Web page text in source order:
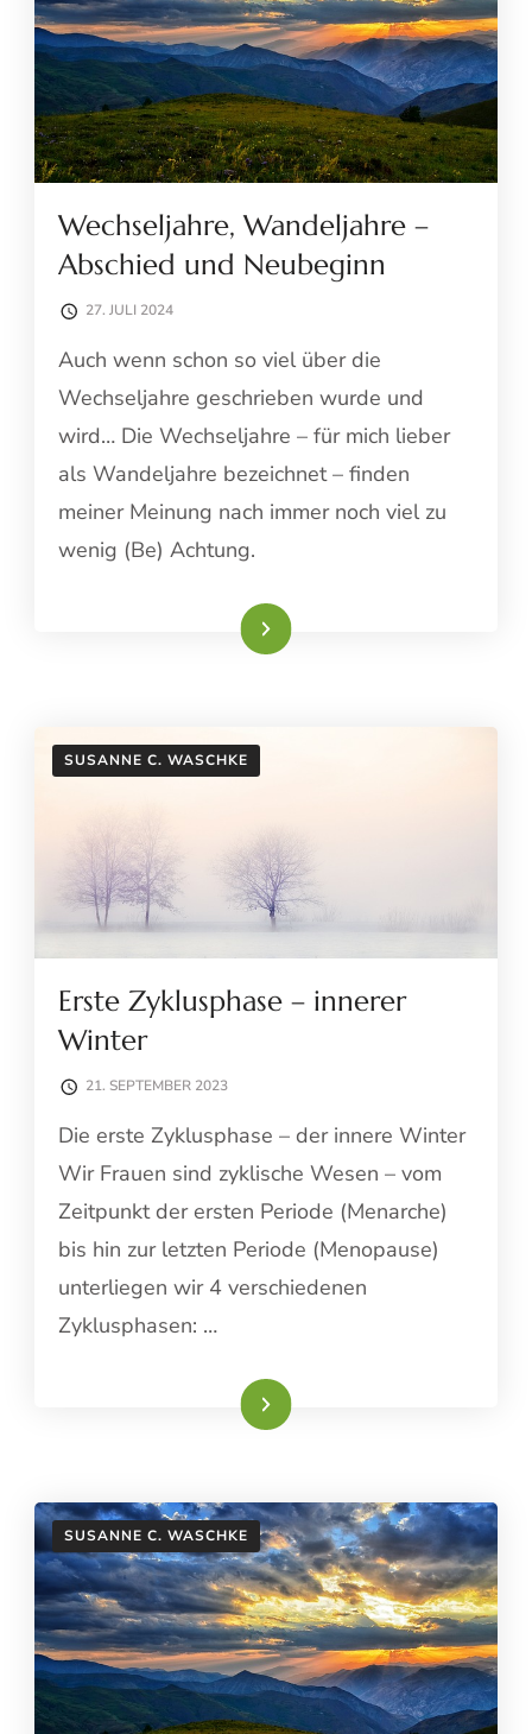
Wechseljahre, Wandeljahre –
Abschied und Neubeginn
27. JULI 2024
Auch wenn schon so viel über die
Wechseljahre geschrieben wurde und
wird… Die Wechseljahre – für mich lieber
als Wandeljahre bezeichnet – finden
meiner Meinung nach immer noch viel zu
wenig (Be) Achtung.
Weiterlesen
SUSANNE C. WASCHKE
Erste Zyklusphase – innerer
Winter
21. SEPTEMBER 2023
Die erste Zyklusphase – der innere Winter
Wir Frauen sind zyklische Wesen – vom
Zeitpunkt der ersten Periode (Menarche)
bis hin zur letzten Periode (Menopause)
unterliegen wir 4 verschiedenen
Zyklusphasen: …
Weiterlesen
SUSANNE C. WASCHKE